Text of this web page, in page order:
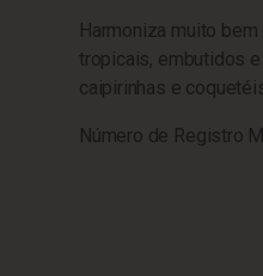
Harmoniza muito
tropicais, embutidos
caipirinhas e
Número de Registro